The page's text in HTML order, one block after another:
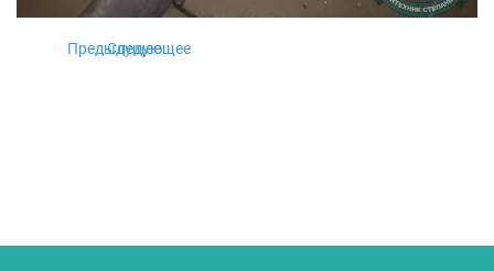
Предыдущее
Следующее